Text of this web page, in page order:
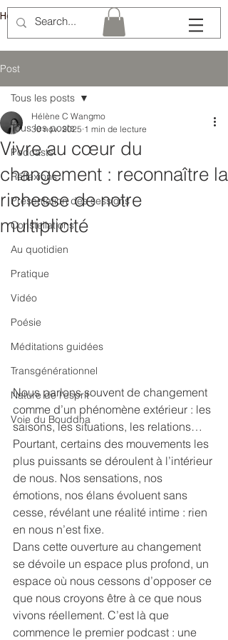
Hélène Lémery
Post
Tous les posts
Podcasts
Réflexions
Présentation des sessions
Constellations
Au quotidien
Pratique
Vidéo
Poésie
Méditations guidées
Transgénérationnel
Nature de l'esprit
Voie du Bouddha
Tous les posts
Vivre au cœur du
changement : reconnaître la
richesse de notre
multiplicité
Hélène C Wangmo
30 nov. 2025 1 min de lecture
Nous parlons souvent de changement
comme d’un phénomène extérieur : les
saisons, les situations, les relations…
Pourtant, certains des mouvements les
plus puissants se déroulent à l’intérieur
de nous. Nos sensations, nos
émotions, nos élans évoluent sans
cesse, révélant une réalité intime : rien
en nous n’est fixe.
Dans cette ouverture au changement
se dévoile un espace plus profond, un
espace où nous cessons d’opposer ce
que nous croyons être à ce que nous
vivons réellement. C’est là que
commence le premier podcast : une